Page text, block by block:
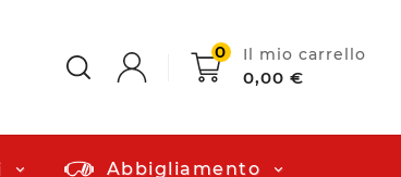
0 Il mio carrello
0,00 €
Abbigliamento